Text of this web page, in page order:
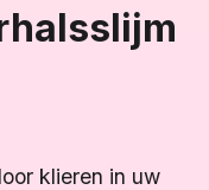
klieren in uw